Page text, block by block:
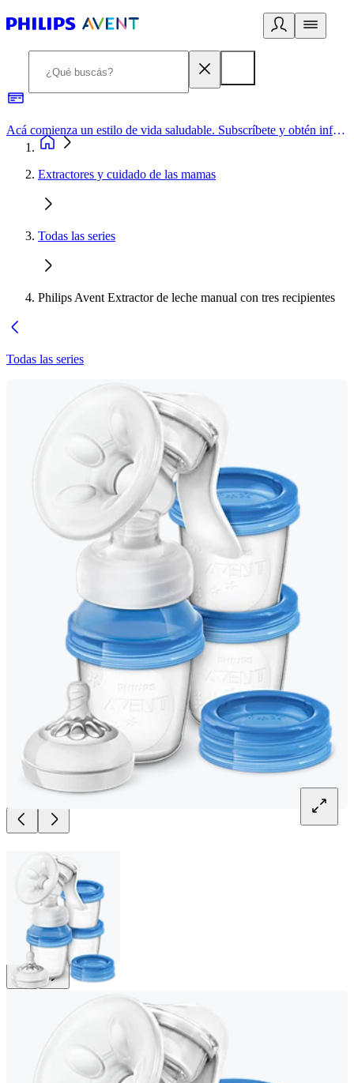
Acá comienza un estilo de vida saludable. Subscríbete y obtén información de primera mano
Extractores y cuidado de las mamas
Todas las series
Philips Avent Extractor de leche manual con tres recipientes
Todas las series